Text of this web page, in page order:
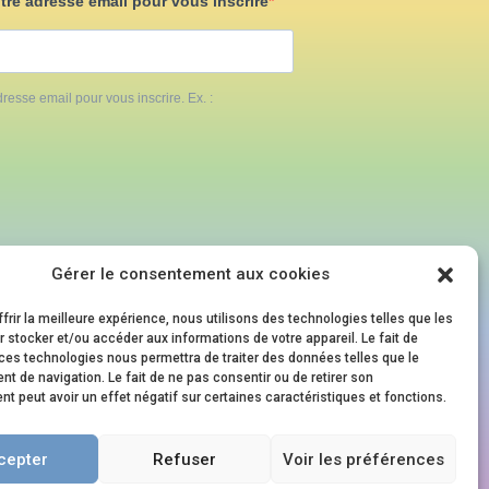
Gérer le consentement aux cookies
la meilleure expérience, nous utilisons des technologies telles que les
stocker et/ou accéder aux informations de votre appareil. Le fait de
technologies nous permettra de traiter des données telles que le
de navigation. Le fait de ne pas consentir ou de retirer son
peut avoir un effet négatif sur certaines caractéristiques et fonctions.
Refuser Voir les préférences
email pour vous inscrire. Ex. :
Family Pride Festival
Journée en Famille.s